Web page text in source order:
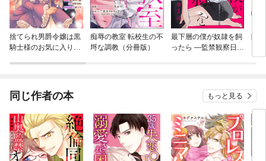
捨てられ男爵令嬢は黒
騎士様のお気に入り
痴辱の教室 転校生の不
埒な調教（分冊版）
最下層の僕が奴隷を飼
ったら —監禁観察日記
隣
同じ作者の本 もっと見る